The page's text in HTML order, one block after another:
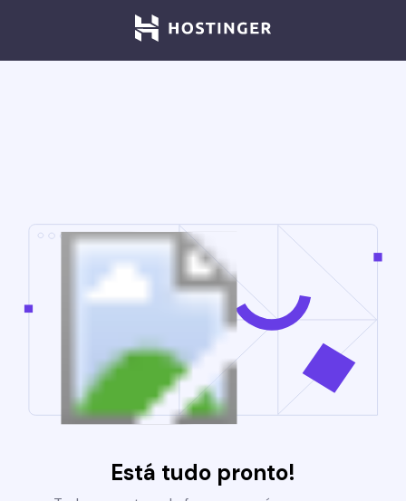
Está tudo pronto!